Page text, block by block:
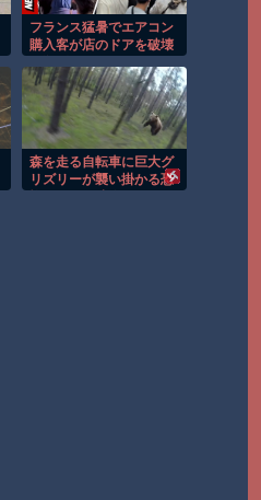
フランス猛暑でエアコン
購入客が店のドアを破壊
森を走る自転車に巨大グ
リズリーが襲い掛かる恐